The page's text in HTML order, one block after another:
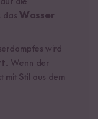
das Wasser
wird
. Wenn der
mit Stil aus dem